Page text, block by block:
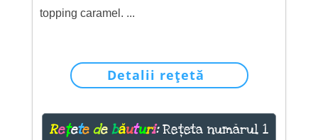
topping caramel. ...
Detalii rețetă
Rețete de băuturi:Rețeta numărul 1